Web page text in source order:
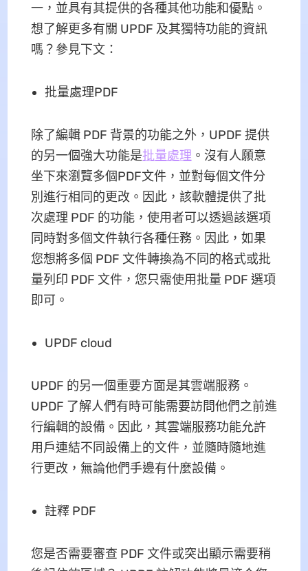
一，並具有其提供的各種其他功能和優點。
想了解更多有關 UPDF 及其獨特功能的資訊
嗎？參見下文：
批量處理PDF
除了編輯 PDF 背景的功能之外，UPDF 提供
的另一個強大功能是批量處理 。沒有人願意
坐下來瀏覽多個PDF文件，並對每個文件分
別進行相同的更改。因此，該軟體提供了批
次處理 PDF 的功能，使用者可以透過該選項
同時對多個文件執行各種任務。因此，如果
您想將多個 PDF 文件轉換為不同的格式或批
量列印 PDF 文件，您只需使用批量 PDF 選項
即可。
UPDF cloud
UPDF 的另一個重要方面是其雲端服務。
UPDF 了解人們有時可能需要訪問他們之前進
行編輯的設備。因此，其雲端服務功能允許
用戶連結不同設備上的文件，並隨時隨地進
行更改，無論他們手邊有什麼設備。
註釋 PDF
您是否需要審查 PDF 文件或突出顯示需要稍